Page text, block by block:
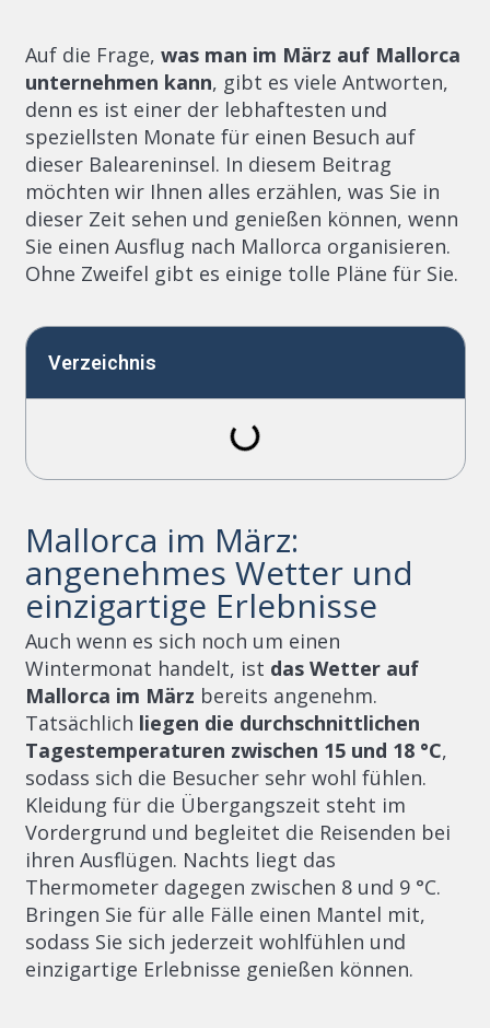
Auf die Frage, was man im März auf Mallorca
unternehmen kann, gibt es viele Antworten,
denn es ist einer der lebhaftesten und
speziellsten Monate für einen Besuch auf
dieser Baleareninsel. In diesem Beitrag
möchten wir Ihnen alles erzählen, was Sie in
dieser Zeit sehen und genießen können, wenn
Sie einen Ausflug nach Mallorca organisieren.
Ohne Zweifel gibt es einige tolle Pläne für Sie.
Verzeichnis
Mallorca im März:
angenehmes Wetter und
einzigartige Erlebnisse
Auch wenn es sich noch um einen
Wintermonat handelt, ist das Wetter auf
Mallorca im März bereits angenehm.
Tatsächlich liegen die durchschnittlichen
Tagestemperaturen zwischen 15 und 18 °C,
sodass sich die Besucher sehr wohl fühlen.
Kleidung für die Übergangszeit steht im
Vordergrund und begleitet die Reisenden bei
ihren Ausflügen. Nachts liegt das
Thermometer dagegen zwischen 8 und 9 °C.
Bringen Sie für alle Fälle einen Mantel mit,
sodass Sie sich jederzeit wohlfühlen und
einzigartige Erlebnisse genießen können.